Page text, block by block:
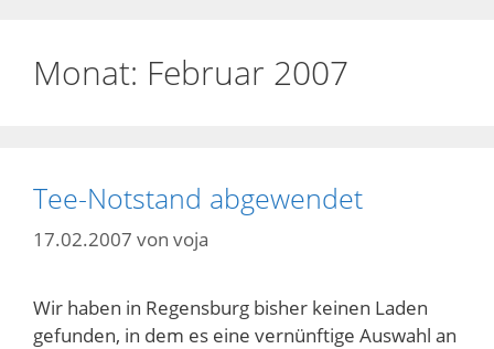
Monat: Februar 2007
Tee-Notstand abgewendet
17.02.2007 von voja
Wir haben in Regensburg bisher keinen Laden
gefunden, in dem es eine vernünftige Auswahl an